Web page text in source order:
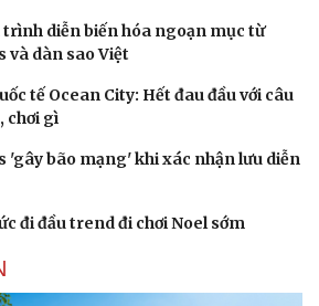
diễn biến hóa ngoạn mục từ
dàn sao Việt
tế Ocean City: Hết đau đầu với câu
chơi gì
bão mạng' khi xác nhận lưu diễn
đi đầu trend đi chơi Noel sớm